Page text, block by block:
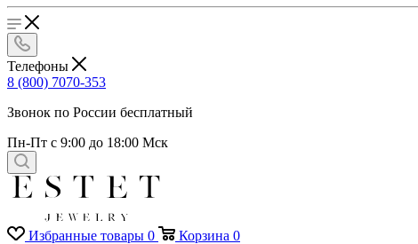
Телефоны
8 (800) 7070-353
Звонок по России бесплатный
Пн-Пт с 9:00 до 18:00 Мск
Избранные товары 0 Корзина 0